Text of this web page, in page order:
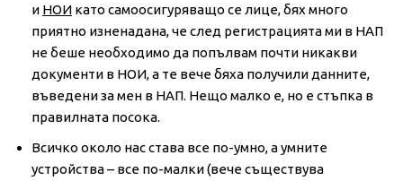
и НОИ като самоосигуряващо се лице, бях много
приятно изненадана, че след регистрацията ми в НАП
не беше необходимо да попълвам почти никакви
документи в НОИ, а те вече бяха получили данните,
въведени за мен в НАП. Нещо малко е, но е стъпка в
правилната посока.
Всичко около нас става все по-умно, а умните
устройства – все по-малки (вече съществува